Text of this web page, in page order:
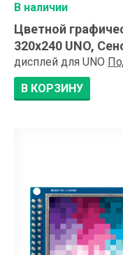
В наличии
Цветной
320x240 UNO,
дисплей для UNO
В КОРЗИНУ